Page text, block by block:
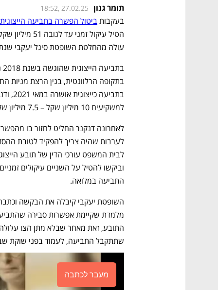
תומר גנון 18:52, 27.02.25
בעקבות ביטול הפשרה בתביעה
עולה מהחלטת השופטת סיגל יעקבי
למשקיעים 10 מיליון שקל – 7.5 מיליון שקל דנקנר, ו-2.5 מיליון שקל שטרום.
התביעה במלואה.
שתתקבל התביעה, לעמוד בפני שוקת
מעבר לכתבה